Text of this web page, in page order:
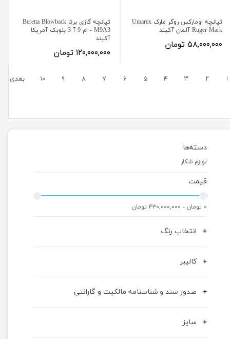
دسته‌ها
لوازم شکار
قیمت
۰ تومان - ۴۳۰,۰۰۰,۰۰۰ تومان
انتخاب رنگ
کالیبر
صدور سند و شناسنامه مالکیت و گارانتی
سایز
تپانچه اومارکس روگر مارک Umarex
Ruger Mark آلمان آکبند
۵۸,۰۰۰,۰۰۰ تومان
تپانچه گازی برتا Beretta Blowback
M9A3 - ام 9 آ 3 بلوبک آمریکا
آکبند
۱۲۰,۰۰۰,۰۰۰ تومان
۱ ۲ ۳ ۴ ۵ ۶ ۷ ۸ ۹ ۱۰ بعدی